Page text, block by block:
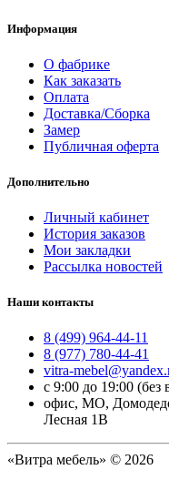
Информация
О фабрике
Как заказать
Оплата
Доставка/Сборка
Замер
Публичная оферта
Дополнительно
Личный кабинет
История заказов
Мои закладки
Рассылка новостей
Наши контакты
8 (499) 964-44-11
8 (977) 780-44-41
vitra-
с 9:00 до 19:00
офис, МО,
Лесная 1В
«Витра мебель» © 2026